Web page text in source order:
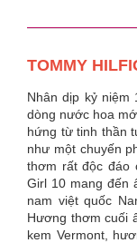
TOMMY
Nhân dịp kỷ niệm
dòng nước hoa
hứng từ tinh thần
như một chuyến
thơm rất độc đáo
Girl 10 mang đến
nam việt quốc
Hương thơm cuối
kem Vermont,